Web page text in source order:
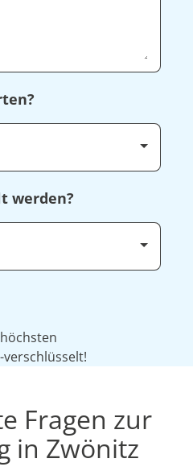
werden?
verschlüsselt!
Fragen zur
in Zwönitz